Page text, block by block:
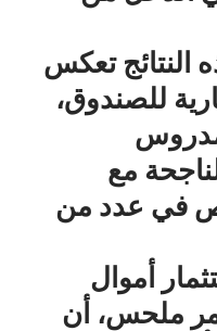
النتائج تعكس
للصندوق،
مع
في عدد من
أموال
ملحس، أن